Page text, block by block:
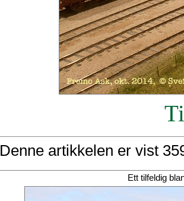
Denne artikkelen er vist
Ett tilfeldig